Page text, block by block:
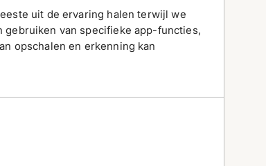
uit de ervaring halen terwijl we
van specifieke app-functies,
opschalen en erkenning kan